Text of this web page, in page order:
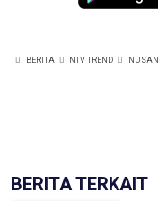
BERITA NTV TREND
BERITA TERKAIT